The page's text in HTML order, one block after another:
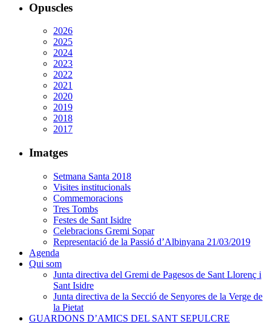
Opuscles
2026
2025
2024
2023
2022
2021
2020
2019
2018
2017
Imatges
Setmana Santa 2018
Visites institucionals
Commemoracions
Tres Tombs
Festes de Sant Isidre
Celebracions Gremi Sopar
Representació de la Passió d’Albinyana 21/03/2019
Agenda
Qui som
Junta directiva del Gremi de Pagesos de Sant Llorenç i
Sant Isidre
Junta directiva de la Secció de Senyores de la Verge de
la Pietat
GUARDONS D’AMICS DEL SANT SEPULCRE